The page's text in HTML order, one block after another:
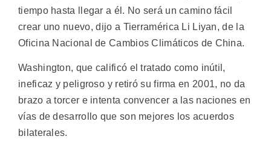
tiempo hasta llegar a él. No será un camino fácil
crear uno nuevo, dijo a Tierramérica Li Liyan, de la
Oficina Nacional de Cambios Climáticos de China.
Washington, que calificó el tratado como inútil,
ineficaz y peligroso y retiró su firma en 2001, no da
brazo a torcer e intenta convencer a las naciones en
vías de desarrollo que son mejores los acuerdos
bilaterales.